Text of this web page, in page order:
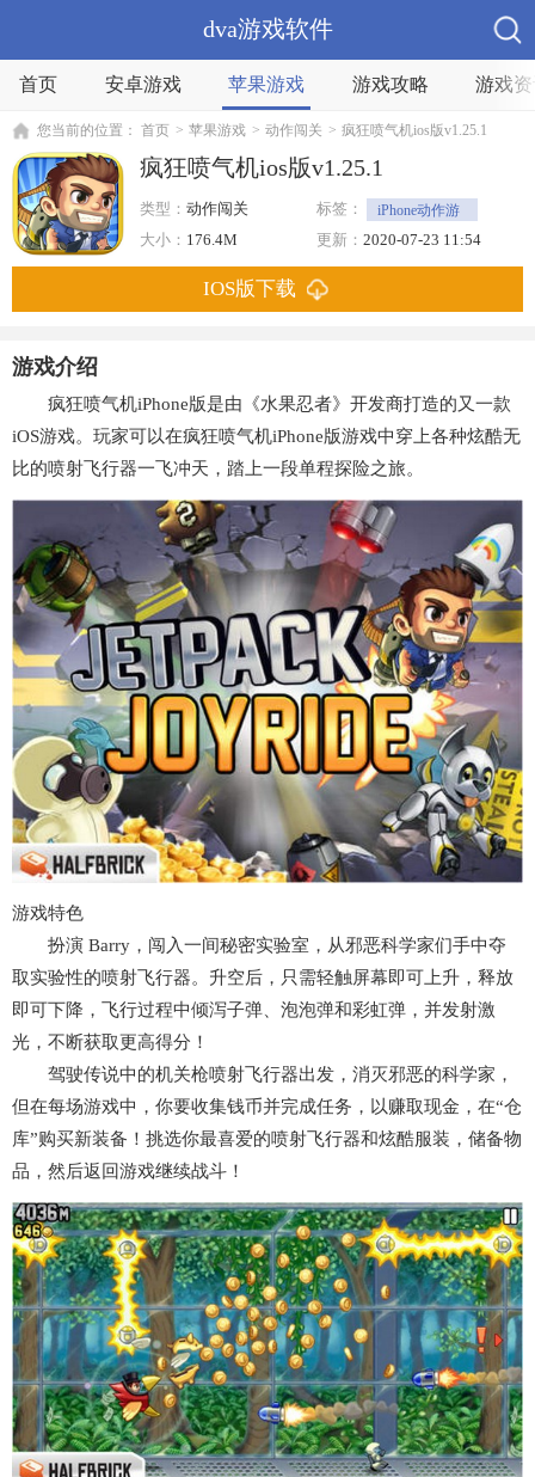
dva游戏软件
首页 安卓游戏 苹果游戏 游戏攻略 游戏
您当前的位置： 首页 > 苹果游戏 > 动作闯关 > 疯狂喷气机ios版v1.25.1
疯狂喷气机ios版v1.25.1
类型： 动作闯关 标签：
iPhone动作游
戏
跑酷
大小： 176.4M 更新： 2020-07-23 11:54
IOS版下载
游戏介绍
疯狂喷气机iPhone版是由《水果忍者》开发商打造的又一款
iOS游戏。玩家可以在疯狂喷气机iPhone版游戏中穿上各种炫酷无
比的喷射飞行器一飞冲天，踏上一段单程探险之旅。
游戏特色
扮演 Barry，闯入一间秘密实验室，从邪恶科学家们手中夺
取实验性的喷射飞行器。升空后，只需轻触屏幕即可上升，释放
即可下降，飞行过程中倾泻子弹、泡泡弹和彩虹弹，并发射激
光，不断获取更高得分！
驾驶传说中的机关枪喷射飞行器出发，消灭邪恶的科学家，
但在每场游戏中，你要收集钱币并完成任务，以赚取现金，在“仓
库”购买新装备！挑选你最喜爱的喷射飞行器和炫酷服装，储备物
品，然后返回游戏继续战斗！